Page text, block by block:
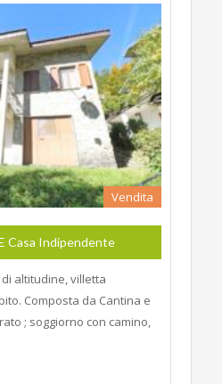
Vendita
Casa Indipendente
di altitudine, villetta
Composta da Cantina e
; soggiorno con camino,